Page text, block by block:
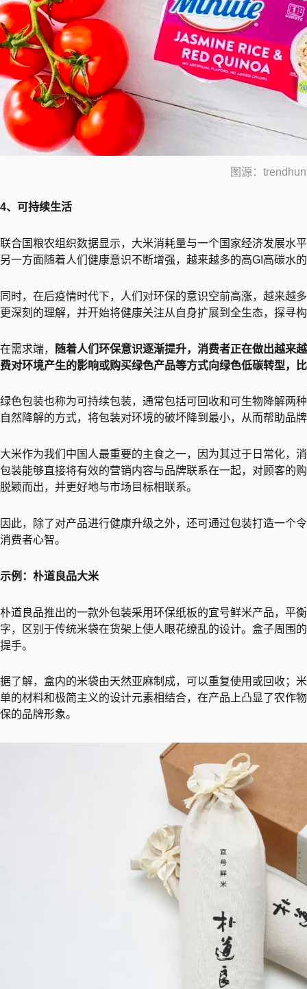
图源：
4、可持续生活
联合国粮农组织数据显示，大米消耗量与一个国家经济发展水
另一方面随着人们健康意识不断增强，越来越多的高GI高碳水
同时，在后疫情时代下，人们对环保的意识空前高涨，越来越
更深刻的理解，并开始将健康关注从自身扩展到全生态，探寻
在需求端，
随着人们环保意识逐渐提升，消费者正在做出越来
费对环境产生的影响或购买绿色产品等方式向绿色低碳转型，
绿色包装也称为可持续包装，通常包括可回收和可生物降解两
自然降解的方式，将包装对环境的破坏降到最小，从而帮助品
大米作为我们中国人最重要的主食之一，因为其过于日常化，
包装能够直接将有效的营销内容与品牌联系在一起，对顾客的
脱颖而出，并更好地与市场目标相联系。
因此，除了对产品进行健康升级之外，还可通过包装打造一个
消费者心智。
示例：朴道良品大米
朴道良品推出的一款外包装采用环保纸板的宜号鲜米产品，平
字，区别于传统米袋在货架上使人眼花缭乱的设计。盒子周围
提手。
据了解，盒内的米袋由天然亚麻制成，可以重复使用或回收；
单的材料和极简主义的设计元素相结合，在产品上凸显了农作
保的品牌形象。